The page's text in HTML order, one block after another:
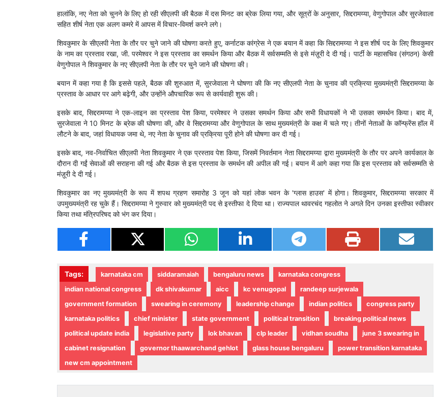
हालांकि, नए नेता को चुनने के लिए हो रही सीएलपी की बैठक में दस मिनट का ब्रेक लिया गया, और सूत्रों के अनुसार, सिद्दरामय्या, वेणुगोपाल और सुरजेवाला
सहित शीर्ष नेता एक अलग कमरे में आपस में विचार-विमर्श करने लगे।
शिवकुमार के सीएलपी नेता के तौर पर चुने जाने की घोषणा करते हुए, कर्नाटक कांग्रेस ने एक बयान में कहा कि सिद्दरामय्या ने इस शीर्ष पद के लिए शिवकुमार
के नाम का प्रस्ताव रखा, जी. परमेश्वर ने इस प्रस्ताव का समर्थन किया और बैठक में सर्वसम्मति से इसे मंज़ूरी दे दी गई। पार्टी के महासचिव (संगठन) केसी
वेणुगोपाल ने शिवकुमार के नए सीएलपी नेता के तौर पर चुने जाने की घोषणा की।
बयान में कहा गया है कि इससे पहले, बैठक की शुरुआत में, सुरजेवाला ने घोषणा की कि नए सीएलपी नेता के चुनाव की प्रक्रिया मुख्यमंत्री सिद्दरामय्या के
प्रस्ताव के आधार पर आगे बढ़ेगी, और उन्होंने औपचारिक रूप से कार्यवाही शुरू की।
इसके बाद, सिद्दरामय्या ने एक-लाइन का प्रस्ताव पेश किया, परमेश्वर ने उसका समर्थन किया और सभी विधायकों ने भी उसका समर्थन किया। बाद में,
सुरजेवाला ने 10 मिनट के ब्रेक की घोषणा की, और वे सिद्दरामय्या और वेणुगोपाल के साथ मुख्यमंत्री के कक्ष में चले गए। तीनों नेताओं के कॉन्फ्रेंस हॉल में
लौटने के बाद, जहां विधायक जमा थे, नए नेता के चुनाव की प्रक्रिया पूरी होने की घोषणा कर दी गई।
इसके बाद, नव-निर्वाचित सीएलपी नेता शिवकुमार ने एक प्रस्ताव पेश किया, जिसमें निवर्तमान नेता सिद्दरामय्या द्वारा मुख्यमंत्री के तौर पर अपने कार्यकाल के
दौरान दी गईं सेवाओं की सराहना की गई और बैठक से इस प्रस्ताव के समर्थन की अपील की गई। बयान में आगे कहा गया कि इस प्रस्ताव को सर्वसम्मति से
मंज़ूरी दे दी गई।
शिवकुमार का नए मुख्यमंत्री के रूप में शपथ ग्रहण समारोह 3 जून को यहां लोक भवन के 'ग्लास हाउस' में होगा। शिवकुमार, सिद्दरामय्या सरकार में
उपमुख्यमंत्री रह चुके हैं। सिद्दरामय्या ने गुरुवार को मुख्यमंत्री पद से इस्तीफा दे दिया था। राज्यपाल थावरचंद गहलोत ने अगले दिन उनका इस्तीफा स्वीकार
किया तथा मंत्रिपरिषद को भंग कर दिया।
Tags: karnataka cm siddaramaiah bengaluru news
karnataka congress
indian national congress
dk shivakumar aicc kc venugopal
randeep surjewala
government formation
swearing in ceremony leadership change indian politics
congress party
karnataka politics
chief minister state government political transition
breaking political news
political update india
legislative party lok bhavan clp leader vidhan soudha
june 3 swearing in
cabinet resignation
governor thaawarchand gehlot glass house bengaluru
power transition karnataka
new cm appointment